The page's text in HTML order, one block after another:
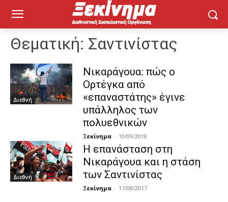
Θεματική: Σαντινίστας
Διεθνή
Νικαράγουα: πώς ο
Ορτέγκα από
«επαναστάτης» έγινε
υπάλληλος των
πολυεθνικών
Ξεκίνημα - 10/09/2018
Διεθνή
Η επανάσταση στη
Νικαράγουα και η στάση
των Σαντινίστας
Ξεκίνημα - 17/08/2017